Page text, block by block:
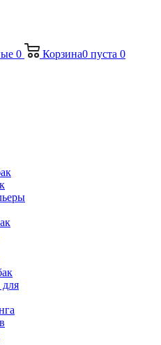
0 Корзина0 пуста 0